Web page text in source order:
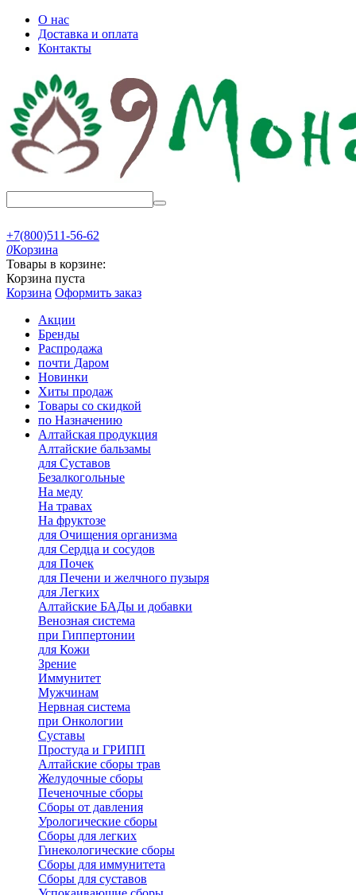
О нас
Доставка и оплата
Контакты
+7(800)511-56-62
0Корзина
Товары в корзине:
Корзина пуста
Корзина Оформить заказ
Акции
Бренды
Распродажа
почти Даром
Новинки
Хиты продаж
Товары со скидкой
по Назначению
Алтайская продукция
Алтайские бальзамы
для Суставов
Безалкогольные
На меду
На травах
На фруктозе
для Очищения организма
для Сердца и сосудов
для Почек
для Печени и желчного пузыря
для Легких
Алтайские БАДы и добавки
Венозная система
при Гиппертонии
для Кожи
Зрение
Иммунитет
Мужчинам
Нервная система
при Онкологии
Суставы
Простуда и ГРИПП
Алтайские сборы трав
Желудочные сборы
Печеночные сборы
Сборы от давления
Урологические сборы
Сборы для легких
Гинекологические сборы
Сборы для иммунитета
Сборы для суставов